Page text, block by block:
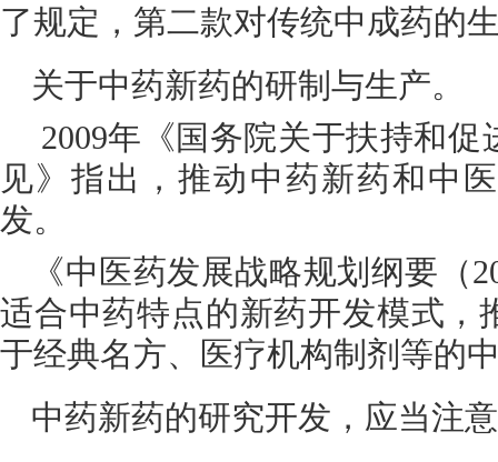
了规定，第二款对传统中成药的
关于中药新药的研制与生产。
2009年《国务院关于扶持和
见》指出，推动中药新药和中
发。
《中医药发展战略规划纲要（
适合中药特点的新药开发模式，
于经典名方、医疗机构制剂等的
中药新药的研究开发，应当注